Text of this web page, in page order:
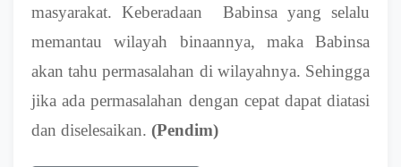
masyarakat. Keberadaan Babinsa yang selalu
memantau wilayah binaannya, maka Babinsa
akan tahu permasalahan di wilayahnya. Sehingga
jika ada permasalahan dengan cepat dapat diatasi
dan diselesaikan. (Pendim)